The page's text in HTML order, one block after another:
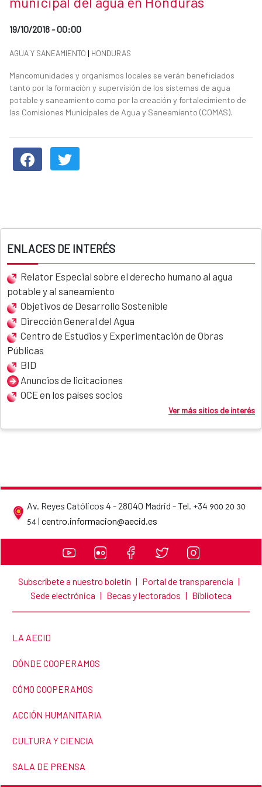
Date of publication of the news item
19/10/2018 - 00:00
News categories
AGUA Y SANEAMIENTO | HONDURAS
Summary of the news
Mancomunidades y organismos locales se verán beneficiados
tanto por la formación y supervisión de los sistemas de agua
potable y saneamiento como por la creación y fortalecimiento de
las Comisiones Municipales de Agua y Saneamiento (COMAS).
News content
ENLACES DE INTERÉS
Relator Especial sobre el derecho humano al agua
potable y al saneamiento
Objetivos de Desarrollo Sostenible
Dirección General del Agua
Centro de Estudios y Experimentación de Obras
Públicas
BID
Anuncios de licitaciones
OCE en los países socios
Ver más sitios de interés
Av. Reyes Católicos 4 - 28040 Madrid - Tel. +34 900 20 30
54 | centro.informacion@aecid.esAECID contact details
Subscríbete a nuestro boletín | Portal de transparencia |
Sede electrónica | Becas y lectorados | Biblioteca
LINK TO THE WEBSITE:
LA AECID
LINK TO THE WEBSITE:
DÓNDE COOPERAMOS
LINK TO THE WEBSITE:
CÓMO COOPERAMOS
LINK TO THE WEBSITE:
ACCIÓN HUMANITARIA
LINK TO THE WEBSITE:
CULTURA Y CIENCIA
LINK TO THE WEBSITE:
SALA DE PRENSA